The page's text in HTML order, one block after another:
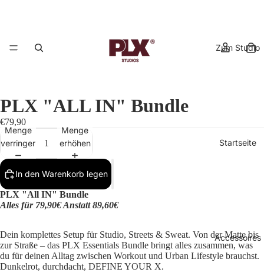
Zum Studio
Startseite
Accessoires
PLX "ALL IN" Bundle
€79,90
Menge
verringern
Menge
erhöhen
In den Warenkorb legen
PLX "All IN" Bundle
Alles für 79,90€ Anstatt 89,60€
Dein komplettes Setup für Studio, Streets & Sweat. Von der Matte bis
zur Straße – das PLX Essentials Bundle bringt alles zusammen, was
du für deinen Alltag zwischen Workout und Urban Lifestyle brauchst.
Dunkelrot, durchdacht, DEFINE YOUR X.